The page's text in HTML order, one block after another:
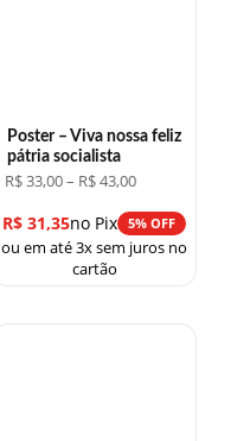
Poster – Viva nossa feliz
pátria socialista
R$33,00– R$43,00Faixa
preço:
R$ 33,00
através
R$ 31,35no Pix 5% OFF
ou em até 3x sem juros no
cartão